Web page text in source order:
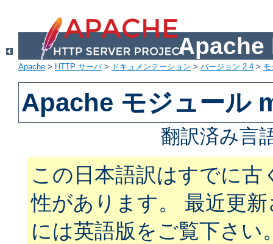
Apache
Apache > HTTP サーバ> ドキュメンテーション > バージョン 2.4 >
Apache モジュール
翻訳済み言
この日本語訳はすでに古
性があります。 最近更
には英語版をご覧下さい